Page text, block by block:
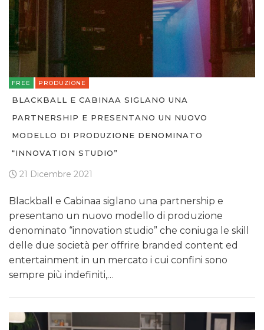
FREE PRODUZIONE
BLACKBALL E CABINAA SIGLANO UNA
PARTNERSHIP E PRESENTANO UN NUOVO
MODELLO DI PRODUZIONE DENOMINATO
“INNOVATION STUDIO”
21 Dicembre 2021
Blackball e Cabinaa siglano una partnership e
presentano un nuovo modello di produzione
denominato “innovation studio” che coniuga le skill
delle due società per offrire branded content ed
entertainment in un mercato i cui confini sono
sempre più indefiniti,…